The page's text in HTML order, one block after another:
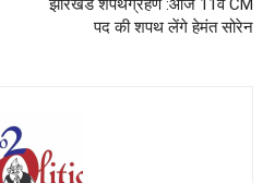
झारखंड शपथग्रहण :आज 11वें CM
पद की शपथ लेंगे हेमंत सोरेन